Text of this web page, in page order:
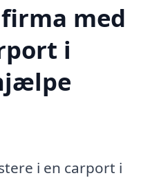
med
i
i en carport i